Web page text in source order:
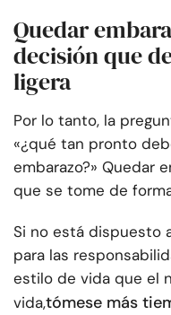
Quedar
decisión que
ligera
Por lo tanto, la
«¿qué tan pronto
embarazo?» Quedar
que se tome de
Si no está dispuesto
para las
estilo de vida que el
vida,tómese más